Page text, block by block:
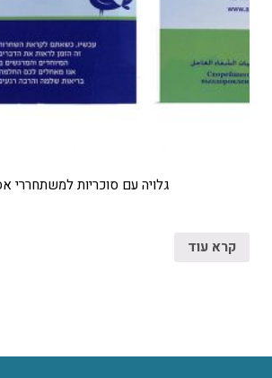
גלויה עם סוכריות למשתחררי
קרא עוד